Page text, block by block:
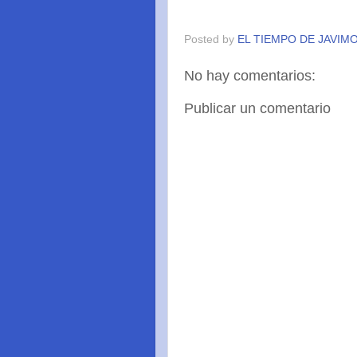
Posted by EL TIEMPO DE
No hay comentarios:
Publicar un comentario